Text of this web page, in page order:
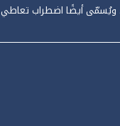
ويُسمّى أيضًا اضطراب تعاطي